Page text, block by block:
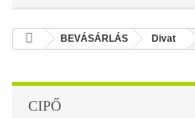
BEVÁSÁRLÁS Divat
CIPŐ